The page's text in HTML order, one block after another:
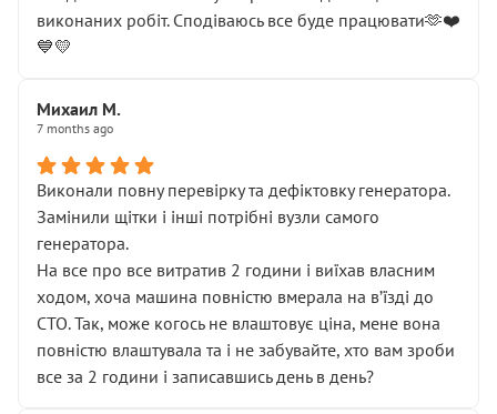
виконаних робіт. Сподіваюсь все буде працювати🫶❤️
💙💛
Михаил М.
7 months ago
Виконали повну перевірку та дефіктовку генератора.
Замінили щітки і інші потрібні вузли самого
генератора.
На все про все витратив 2 години і виїхав власним
ходом, хоча машина повністю вмерала на вʼїзді до
СТО. Так, може когось не влаштовує ціна, мене вона
повністю влаштувала та і не забувайте, хто вам зроби
все за 2 години і записавшись день в день?